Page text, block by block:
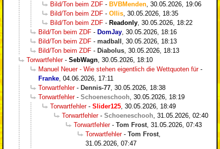
Bild/Ton beim ZDF - BVBMenden 30.05.2026, 19:06
Bild/Ton beim ZDF - Ollis 30.05.2026, 18:35
Bild/Ton beim ZDF - Readonly 30.05.2026, 18:22
Bild/Ton beim ZDF - DomJay 30.05.2026, 18:16
Bild/Ton beim ZDF - madball
30.05.2026, 18:13
Bild/Ton beim ZDF - Diabolus 30.05.2026, 18:13
Torwartfehler- SebWagn 30.05.2026, 18:10
Manuel Neuer - Wie stehen eigentlich die Wettquoten für-
Franke 04.06.2026, 17:11
Torwartfehler- Dennis-77 30.05.2026, 18:38
Torwartfehler- Schoeneschooh 30.05.2026, 18:19
Torwartfehler- Slider125 30.05.2026, 18:49
Torwartfehler- Schoeneschooh 31.05.2026, 02:40
Torwartfehler- Tom Frost 31.05.2026, 07:43
Torwartfehler- Tom Frost
31.05.2026, 07:47